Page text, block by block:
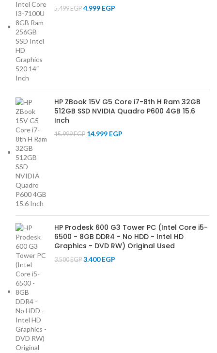
5.499EGP 4.999 EGP
HP ZBook 15V G5 Core i7-8th H Ram 32GB
512GB SSD NVIDIA Quadro P600 4GB 15.6
Inch
15.999EGP 14.999 EGP
HP Prodesk 600 G3 Tower PC (Intel Core i5-
6500 - 8GB DDR4 - No HDD - Intel HD
Graphics - DVD RW) Original Used
3.500EGP 3.400EGP